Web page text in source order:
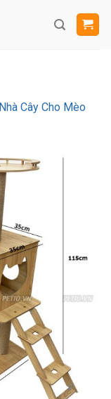
Nhà Cây Cho Mèo